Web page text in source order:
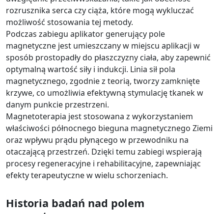
rozrusznika serca czy ciąża, które mogą wykluczać
możliwość stosowania tej metody.
Podczas zabiegu aplikator generujący pole
magnetyczne jest umieszczany w miejscu aplikacji w
sposób prostopadły do płaszczyzny ciała, aby zapewnić
optymalną wartość siły i indukcji. Linia sił pola
magnetycznego, zgodnie z teorią, tworzy zamknięte
krzywe, co umożliwia efektywną stymulację tkanek w
danym punkcie przestrzeni.
Magnetoterapia jest stosowana z wykorzystaniem
właściwości północnego bieguna magnetycznego Ziemi
oraz wpływu prądu płynącego w przewodniku na
otaczającą przestrzeń. Dzięki temu zabiegi wspierają
procesy regeneracyjne i rehabilitacyjne, zapewniając
efekty terapeutyczne w wielu schorzeniach.
Historia badań nad polem